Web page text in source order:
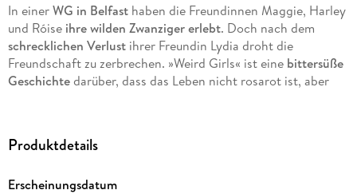
In einerWG in Belfasthaben die Freundinnen Maggie, Harley
und Róise ihre wilden Zwanziger erlebt. Doch nach dem
schrecklichen Verlustihrer Freundin Lydia droht die
Freundschaft zu zerbrechen. »Weird Girls« ist eine bittersüße
Geschichtedarüber, dass das Leben nicht rosarot ist, aber
Produktdetails
Erscheinungsdatum